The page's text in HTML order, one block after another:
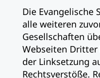
Die Evangelische
alle weiteren
Gesellschaften
Webseiten
der Linksetzung
Rechtsverstöße.